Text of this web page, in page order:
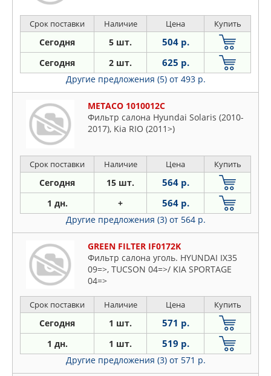
Срок поставки Наличие Цена Купить
Сегодня 5 шт. 504 р.
Сегодня 2 шт. 625 р.
Другие предложения (5) от 493 р.
METACO 1010012C
Фильтр салона Hyundai Solaris (2010-
2017), Kia RIO (2011>)
Срок поставки Наличие Цена Купить
Сегодня 15 шт. 564 р.
1 дн. + 564 р.
Другие предложения (3) от 564 р.
GREEN FILTER IF0172K
Фильтр салона уголь. HYUNDAI IX35
09=>, TUCSON 04=>/ KIA SPORTAGE
04=>
Срок поставки Наличие Цена Купить
Сегодня 1 шт. 571 р.
1 дн. 1 шт. 519 р.
Другие предложения (3) от 571 р.